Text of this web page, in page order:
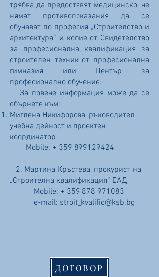
трябва да предоставят медицинско, че
нямат противопоказания да се
обучават по професия „Строителство и
архитектура“ и копие от Свидетелство
за професионална квалификация за
строителен техник от професионална
гимназия или Център за
професионално обучение.
За повече информация може да се
обърнете към:
Миглена Никифорова, ръководител
учебна дейност и проектен
координатор
Mobile: + 359 899129424
2. Мартина Кръстева, прокурист на
„Строителна квалификация“ ЕАД
Mobile: + 359 878 971083
e-mail: stroit_kvalific@ksb.bg
ДОГОВОР